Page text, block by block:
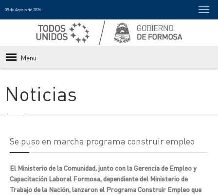
08 de Agosto de 2026
Menu
Noticias
Se puso en marcha programa construir empleo
El Ministerio de la Comunidad, junto con la Gerencia de Empleo y
Capacitación Laboral Formosa, dependiente del Ministerio de
Trabajo de la Nación, lanzaron el Programa Construir Empleo que